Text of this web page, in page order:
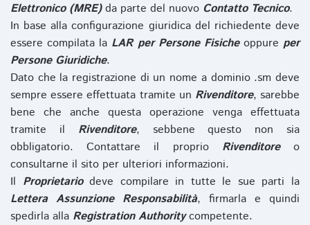
Elettronico (MRE)da parte del nuovo Contatto Tecnico.
In base alla configurazione giuridica del richiedente deve
essere compilata la LAR per Persone Fisicheoppure per
Persone Giuridiche.
Dato che la registrazione di un nome a dominio .sm deve
sempre essere effettuata tramite un Rivenditore, sarebbe
bene che anche questa operazione venga effettuata
tramite il Rivenditore, sebbene questo non sia
obbligatorio. Contattare il proprio Rivenditoreo
consultarne il sito per ulteriori informazioni.
Il Proprietariodeve compilare in tutte le sue parti la
Lettera Assunzione Responsabilità, firmarla e quindi
spedirla alla Registration Authoritycompetente.